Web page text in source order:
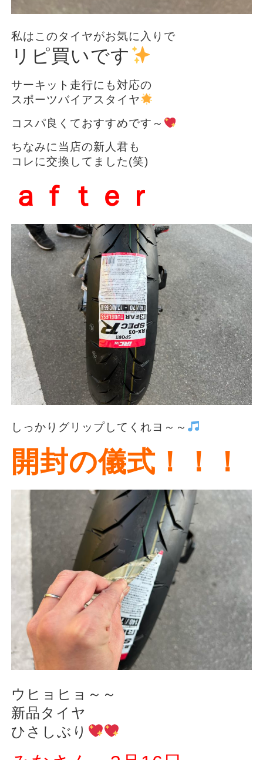
私はこのタイヤがお気に入りで
リピ買いです
サーキット走行にも対応の
スポーツバイアスタイヤ
コスパ良くておすすめです～
ちなみに当店の新人君も
コレに交換してました(笑)
ａｆｔｅｒ
しっかりグリップしてくれヨ～～
開封の儀式！！！
ウヒョヒョ～～
新品タイヤ
ひさしぶり